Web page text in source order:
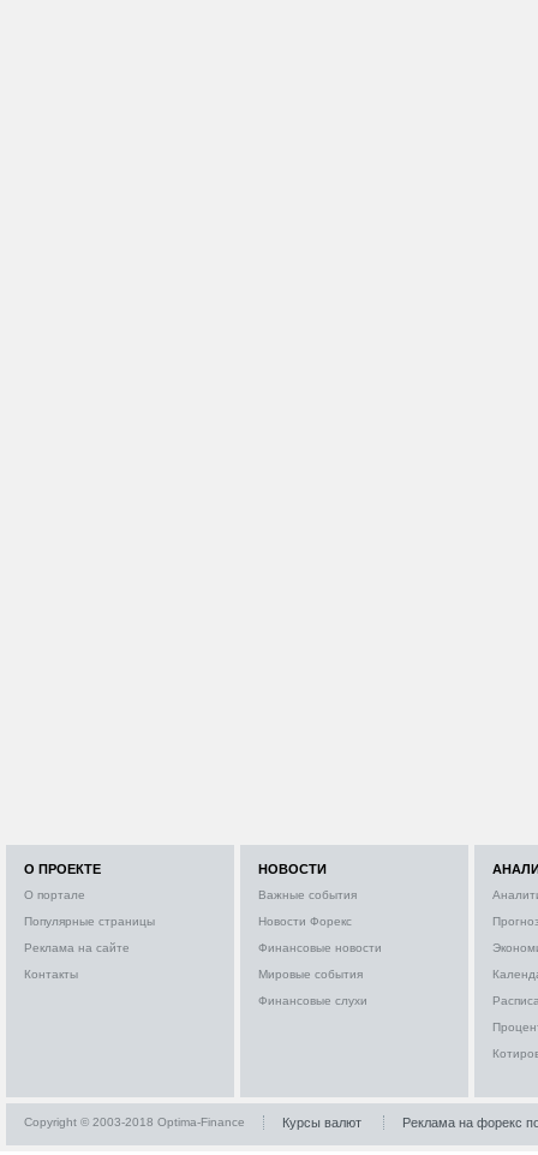
О ПРОЕКТЕ
О портале
Популярные страницы
Реклама на сайте
Контакты
НОВОСТИ
Важные события
Новости Форекс
Финансовые новости
Мировые события
Финансовые слухи
Copyright © 2003-2018 Optima-Finance Курсы валют Реклама на форекс